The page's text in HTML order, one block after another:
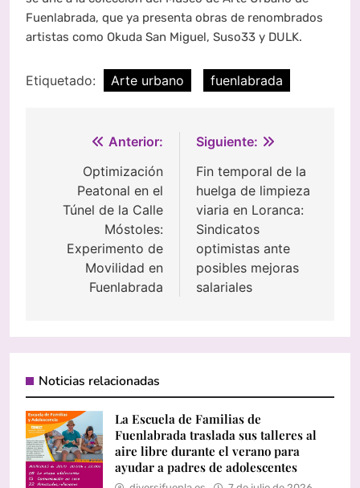
Fuenlabrada, que ya presenta obras de renombrados
artistas como Okuda San Miguel, Suso33 y DULK.
Etiquetado: Arte urbano fuenlabrada
Navegación
entradas
Anterior:
Optimización
Peatonal en el
Túnel de la Calle
Móstoles:
Experimento de
Movilidad en
Fuenlabrada
Siguiente:
Fin temporal de la
huelga de limpieza
viaria en Loranca:
Sindicatos
optimistas ante
posibles mejoras
salariales
Noticias relacionadas
La Escuela de Familias de
Fuenlabrada traslada sus talleres al
aire libre durante el verano para
ayudar a padres de adolescentes